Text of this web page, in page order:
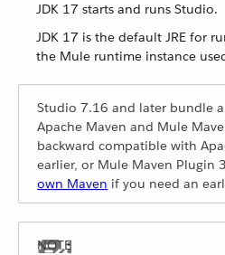
JDK 17 starts and runs Studio.
JDK 17 is the default JRE for
the Mule runtime instance
Studio 7.16 and later bundle
Apache Maven and Mule
backward compatible with
earlier, or Mule Maven Plugin
own Maven if you need an